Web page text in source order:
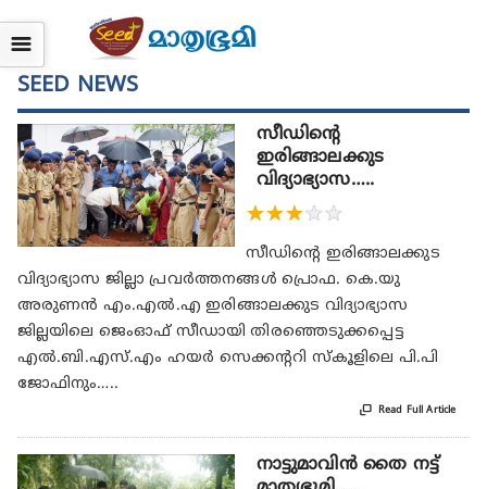
☰
SEED NEWS
സീഡിന്റെ
ഇരിങ്ങാലക്കുട
വിദ്യാഭ്യാസ…..
★★★★★
സീഡിന്റെ ഇരിങ്ങാലക്കുട
വിദ്യാഭ്യാസ ജില്ലാ പ്രവര്‍ത്തനങ്ങള്‍ പ്രൊഫ. കെ.യു
അരുണന്‍ എം.എല്‍.എ ഇരിങ്ങാലക്കുട വിദ്യാഭ്യാസ
ജില്ലയിലെ ജെംഓഫ് സീഡായി തിരഞ്ഞെടുക്കപ്പെട്ട
എല്‍.ബി.എസ്.എം ഹയര്‍ സെക്കന്ററി സ്‌കൂളിലെ പി.പി
ജോഫിനും…..
 Read Full Article
നാട്ടുമാവിന്‍ തൈ നട്ട്